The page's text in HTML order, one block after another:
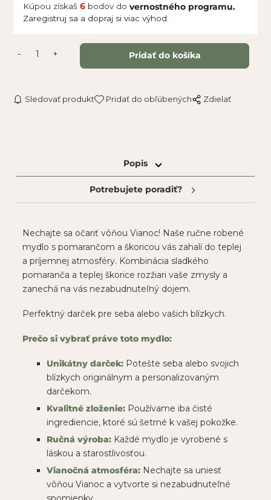
Kúpou získaš 6bodov do vernostného programu.
Zaregistruj sa a dopraj si viac výhod.
Sledovať produkt Pridať do obľúbených Zdielať
Popis
Potrebujete poradiť?
Nechajte sa očariť vôňou Vianoc! Naše ručne robené
mydlo s pomarančom a škoricou vás zahalí do teplej
a príjemnej atmosféry. Kombinácia sladkého
pomaranča a teplej škorice rozžiari vaše zmysly a
zanechá na vás nezabudnuteľný dojem.
Perfektný darček pre seba alebo vašich blízkych.
Prečo si vybrať práve toto mydlo:
Unikátny darček: Potešte seba alebo svojich
blízkych originálnym a personalizovaným
darčekom.
Kvalitné zloženie: Používame iba čisté
ingrediencie, ktoré sú šetrné k vašej pokožke.
Ručná výroba: Každé mydlo je vyrobené s
láskou a starostlivosťou.
Vianočná atmosféra: Nechajte sa uniesť
vôňou Vianoc a vytvorte si nezabudnuteľné